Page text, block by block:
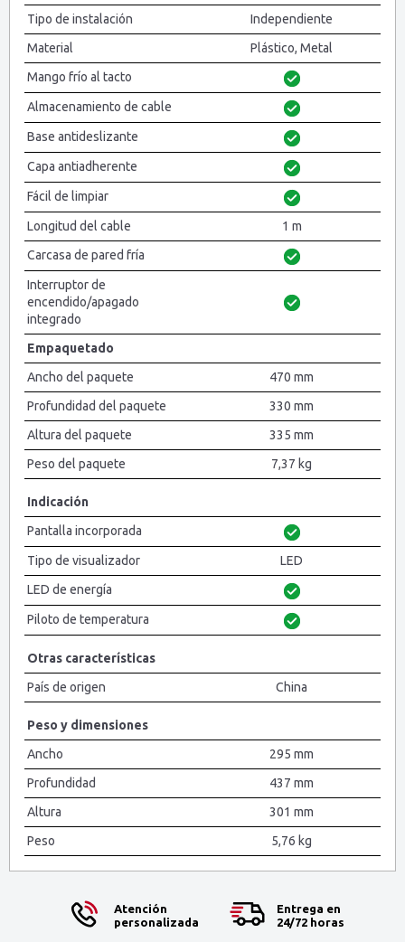
Tipo de instalación
Independiente
Material
Plástico, Metal
Mango frío al tacto
Almacenamiento de cable
Base antideslizante
Capa antiadherente
Fácil de limpiar
Longitud del cable
1 m
Carcasa de pared fría
Interruptor de
encendido/apagado
integrado
Empaquetado
Ancho del paquete
470 mm
Profundidad del paquete
330 mm
Altura del paquete
335 mm
Peso del paquete
7,37 kg
Indicación
Pantalla incorporada
Tipo de visualizador
LED
LED de energía
Piloto de temperatura
Otras características
País de origen
China
Peso y dimensiones
Ancho
295 mm
Profundidad
437 mm
Altura
301 mm
Peso
5,76 kg
Atención
personalizada
Entrega en
24/72 horas